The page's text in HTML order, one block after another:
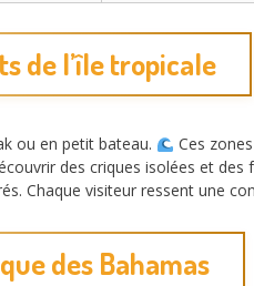
de l’île tropicale
ou en petit bateau.
Ces
des criques isolées et
Chaque visiteur ressent une
des Bahamas